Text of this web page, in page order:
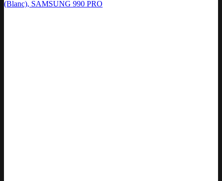
(Blanc), SAMSUNG 990 PRO